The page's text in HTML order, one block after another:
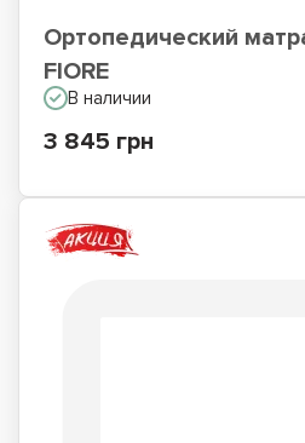
Ортопедический
FIORE
В наличии
3 845 грн